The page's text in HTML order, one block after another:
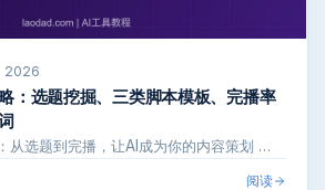
2026
：选题挖掘、三类脚本模板、完播率
从选题到完播，让AI成为你的内容策划 …
阅读